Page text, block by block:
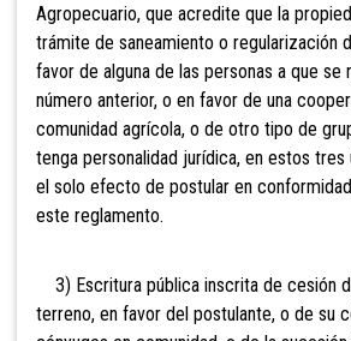
Agropecuario, que acredite que la
trámite de saneamiento o regularización
favor de alguna de las personas a que
número anterior, o en favor de una
comunidad agrícola, o de otro tipo de
tenga personalidad jurídica, en estos
el solo efecto de postular en
este reglamento.
3) Escritura pública inscrita de cesión
terreno, en favor del postulante, o de su